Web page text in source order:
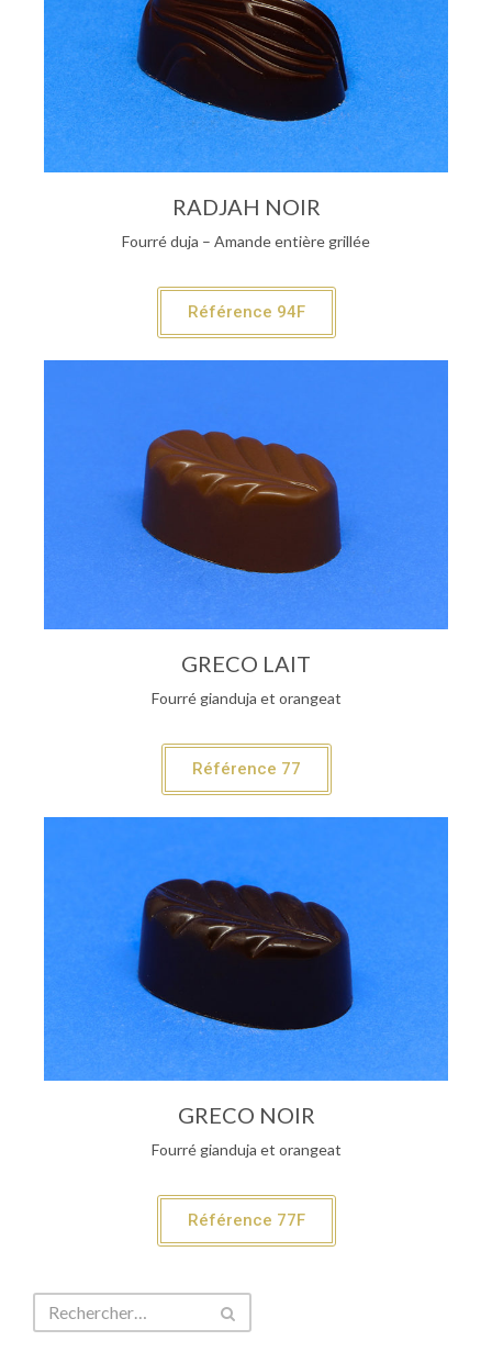
RADJAH NOIR
Fourré duja – Amande entière grillée
Référence 94F
GRECO LAIT
Fourré gianduja et orangeat
Référence 77
GRECO NOIR
Fourré gianduja et orangeat
Référence 77F